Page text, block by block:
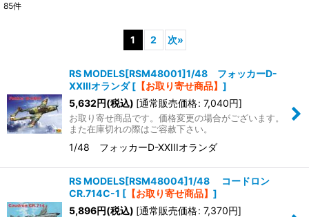
絞り込む
85件
1 2 次»
RS MODELS[RSM48001]1/48 フォッカーD-
XXIIIオランダ [ 【お取り寄せ商品】 ]
5,632円(税込) [通常販売価格: 7,040円]
お取り寄せ商品です。価格変更の場合がございます。
また在庫切れの際はご容赦下さい。
1/48 フォッカーD-XXIIIオランダ
RS MODELS[RSM48004]1/48 コードロン
CR.714C-1 [ 【お取り寄せ商品】 ]
5,896円(税込) [通常販売価格: 7,370円]